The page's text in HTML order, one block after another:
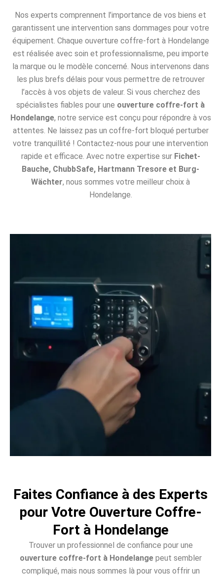
Nos experts comprennent l’importance de vos biens et
garantissent une intervention sans dommages pour votre
équipement. Chaque ouverture coffre-fort à Hondelange
est réalisée avec soin et professionnalisme, peu importe
la marque ou le modèle concerné. Nous intervenons dans
les plus brefs délais pour vous permettre de retrouver
l’accès à vos objets de valeur. Si vous cherchez des
spécialistes fiables pour une ouverture coffre-fort à
Hondelange, notre service est conçu pour répondre à vos
attentes. Ne laissez pas un coffre-fort bloqué perturber
votre tranquillité ! Contactez-nous pour une intervention
rapide et efficace. Avec notre expertise sur Fichet-
Bauche, ChubbSafe, Hartmann Tresore et Burg-
Wächter, nous sommes votre meilleur choix à
Hondelange.
Faites Confiance à des Experts
pour Votre Ouverture Coffre-
Fort à Hondelange
Trouver un professionnel de confiance pour une
ouverture coffre-fort à Hondelangepeut sembler
compliqué, mais nous sommes là pour vous offrir un